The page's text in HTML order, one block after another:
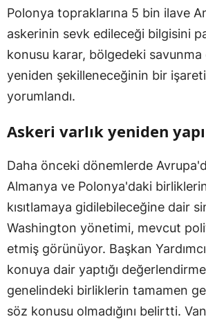
Polonya topraklarına 5 bin ilave
askerinin sevk edileceği bilgisini
konusu karar, bölgedeki
yeniden şekilleneceğinin bir
yorumlandı.
Askeri varlık yeniden
Daha önceki dönemlerde
Almanya ve Polonya'daki birliklerin
kısıtlamaya gidilebileceğine dair
Washington yönetimi, mevcut
etmiş görünüyor. Başkan
konuya dair yaptığı
genelindeki birliklerin tamamen
söz konusu olmadığını belirtti.